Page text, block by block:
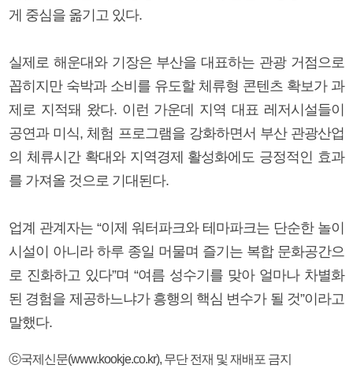
게 중심을 옮기고 있다.
실제로 해운대와 기장은 부산을 대표하는 관광 거점으로
꼽히지만 숙박과 소비를 유도할 체류형 콘텐츠 확보가 과
제로 지적돼 왔다. 이런 가운데 지역 대표 레저시설들이
공연과 미식, 체험 프로그램을 강화하면서 부산 관광산업
의 체류시간 확대와 지역경제 활성화에도 긍정적인 효과
를 가져올 것으로 기대된다.
업계 관계자는 “이제 워터파크와 테마파크는 단순한 놀이
시설이 아니라 하루 종일 머물며 즐기는 복합 문화공간으
로 진화하고 있다”며 “여름 성수기를 맞아 얼마나 차별화
된 경험을 제공하느냐가 흥행의 핵심 변수가 될 것”이라고
말했다.
ⓒ국제신문(www.kookje.co.kr), 무단 전재 및 재배포 금지